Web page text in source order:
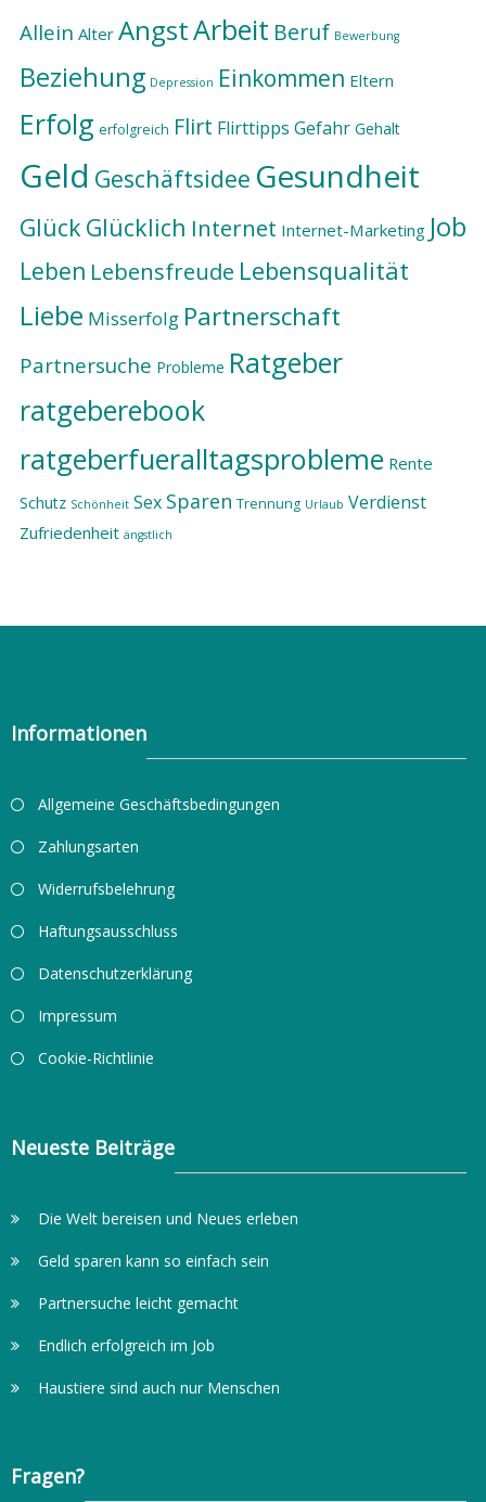
Allein Alter AngstArbeit Beruf Bewerbung
Beziehung Depression Einkommen Eltern
Erfolg erfolgreich Flirt Flirttipps Gefahr Gehalt
Geld Geschäftsidee Gesundheit
Glück Glücklich Internet Internet-Marketing Job
Leben Lebensfreude Lebensqualität
Liebe Misserfolg Partnerschaft
Partnersuche Probleme Ratgeber
ratgeberebook
ratgeberfueralltagsprobleme Rente
Schutz Schönheit Sex Sparen Trennung Urlaub Verdienst
Zufriedenheit ängstlich
Informationen
Allgemeine Geschäftsbedingungen
Zahlungsarten
Widerrufsbelehrung
Haftungsausschluss
Datenschutzerklärung
Impressum
Cookie-Richtlinie
Neueste Beiträge
Die Welt bereisen und Neues erleben
Geld sparen kann so einfach sein
Partnersuche leicht gemacht
Endlich erfolgreich im Job
Haustiere sind auch nur Menschen
Fragen?